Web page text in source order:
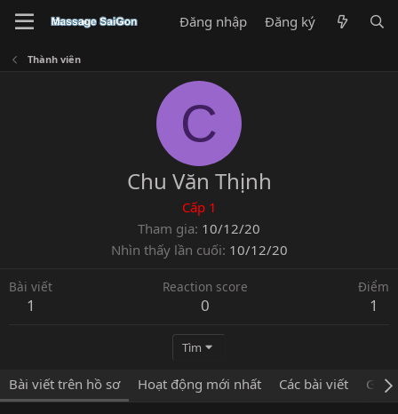
Đăng nhập Đăng ký
Thành viên
C
Chu Văn Thịnh
Cấp 1
Tham gia 10/12/20
Nhìn thấy lần cuối 10/12/20
Bài viết
1
Reaction score
0
Điểm
1
Tìm
Bài viết trên hồ sơ Hoạt động mới nhất Các bài viết Giới